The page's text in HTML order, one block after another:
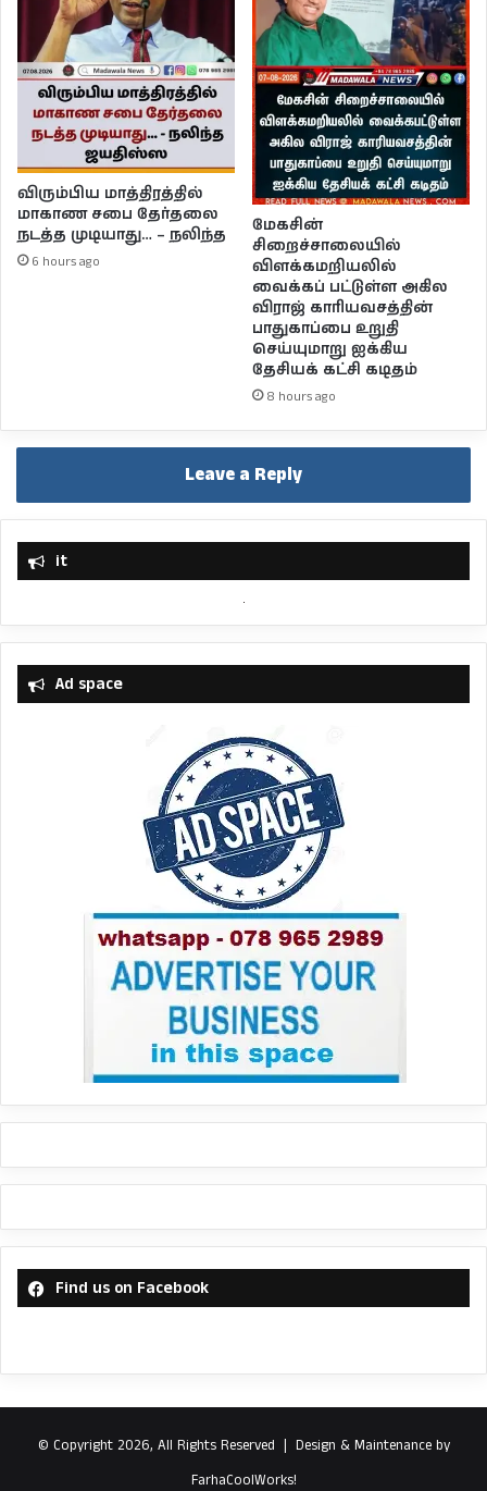
விரும்பிய மாத்திரத்தில்
மாகாண சபை தேர்தலை
நடத்த முடியாது… – நலிந்த
6 hours ago
மேகசின்
சிறைச்சாலையில்
விளக்கமறியலில்
வைக்கப் பட்டுள்ள அகில
விராஜ் காரியவசத்தின்
பாதுகாப்பை உறுதி
செய்யுமாறு ஐக்கிய
தேசியக் கட்சி கடிதம்
8 hours ago
Leave a Reply
it
Ad space
Find us on Facebook
© Copyright 2026, All Rights Reserved | Design & Maintenance by
FarhaCoolWorks!